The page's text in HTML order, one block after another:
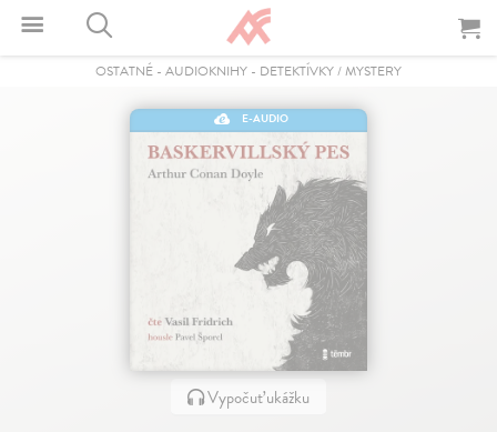
OSTATNÉ - AUDIOKNIHY - DETEKTÍVKY / MYSTERY
E-AUDIO
Vypočuť ukážku